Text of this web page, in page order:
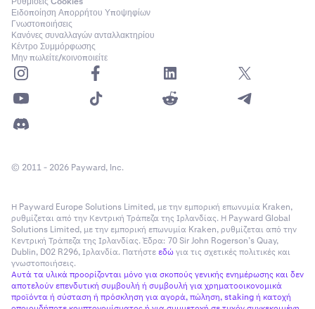
Ειδοποίηση Απορρήτου Υποψηφίων
Γνωστοποιήσεις
Κανόνες συναλλαγών ανταλλακτηρίου
Κέντρο Συμμόρφωσης
Μην πωλείτε/κοινοποιείτε
© 2011 - 2026 Payward, Inc.
Η Payward Europe Solutions Limited, με την εμπορική επωνυμία Kraken,
ρυθμίζεται από την Κεντρική Τράπεζα της Ιρλανδίας. Η Payward Global
Solutions Limited, με την εμπορική επωνυμία Kraken, ρυθμίζεται από την
Κεντρική Τράπεζα της Ιρλανδίας. Έδρα: 70 Sir John Rogerson’s Quay,
Dublin, D02 R296, Ιρλανδία. Πατήστεεδώγια τις σχετικές πολιτικές και
γνωστοποιήσεις.
Αυτά τα υλικά προορίζονται μόνο για σκοπούς γενικής ενημέρωσης και δεν
αποτελούν επενδυτική συμβουλή ή συμβουλή για χρηματοοικονομικά
προϊόντα ή σύσταση ή πρόσκληση για αγορά, πώληση, staking ή κατοχή